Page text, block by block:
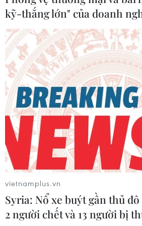
kỹ-thắng lớn" của doanh
vietnamplus.vn
Syria: Nổ xe buýt gần thủ
2 người chết và 13 người bị